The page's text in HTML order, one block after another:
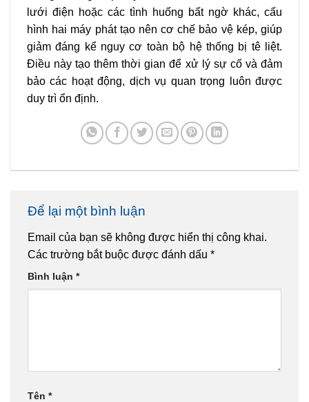
lưới điện hoặc các tình huống bất ngờ khác, cấu
hình hai máy phát tạo nên cơ chế bảo vệ kép, giúp
giảm đáng kể nguy cơ toàn bộ hệ thống bị tê liệt.
Điều này tạo thêm thời gian để xử lý sự cố và đảm
bảo các hoạt động, dịch vụ quan trọng luôn được
duy trì ổn định.
Để lại một bình luận
Email của bạn sẽ không được hiển thị công khai.
Các trường bắt buộc được đánh dấu *
Bình luận *
Tên *